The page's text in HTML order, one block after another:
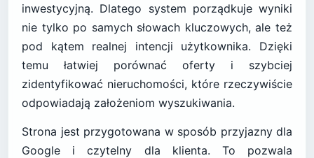
inwestycyjną. Dlatego system porządkuje wyniki
nie tylko po samych słowach kluczowych, ale też
pod kątem realnej intencji użytkownika. Dzięki
temu łatwiej porównać oferty i szybciej
zidentyfikować nieruchomości, które rzeczywiście
odpowiadają założeniom wyszukiwania.
Strona jest przygotowana w sposób przyjazny dla
Google i czytelny dla klienta. To pozwala